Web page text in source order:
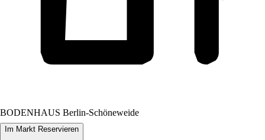
BODENHAUS Berlin-Schöneweide
Im Markt Reservieren